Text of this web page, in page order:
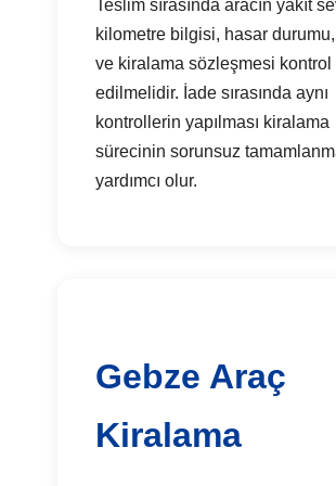
Teslim sırasında aracın yakıt
kilometre bilgisi, hasar
ve kiralama sözleşmesi kontrol
edilmelidir. İade sırasında aynı
kontrollerin yapılması kiralama
sürecinin sorunsuz
yardımcı olur.
Gebze Araç
Kiralama